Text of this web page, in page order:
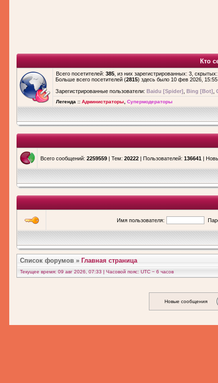
Кто
Всего посетителей: 385 , из них зарегистрированных: 3,
Больше всего посетителей (2815) здесь было 10 фев 2026, 15:55
Зарегистрированные пользователи: Baidu [Spider] Bing [Bot]
Легенда :: Администраторы Супермодераторы
Всего сообщений: 2259559 | Тем: 20222 | Пользователей: 136641 |
Имя пользователя:
Список форумов » Главная страница
Текущее время: 09 авг 2026, 07:33 | Часовой пояс: UTC − 6 часов
Новые сообщения